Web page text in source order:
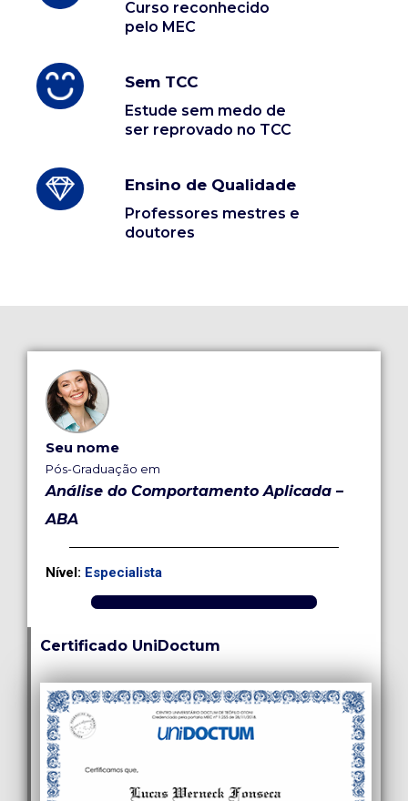
Curso reconhecido
pelo MEC
Sem TCC
Estude sem medo de
ser reprovado no TCC
Ensino de Qualidade
Professores mestres e
doutores
Seu nome
Pós-Graduação em
Análise do Comportamento Aplicada –
ABA
Nível: Especialista
Certificado UniDoctum